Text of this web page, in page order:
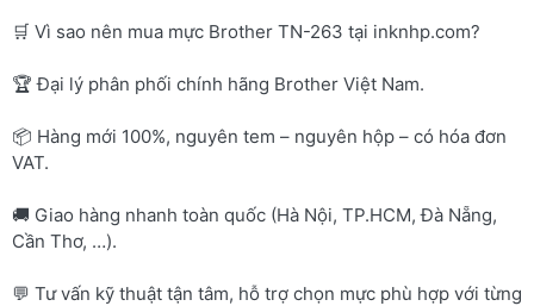
🛒 Vì sao nên mua mực Brother TN-263 tại inknhp.com?
🏆 Đại lý phân phối chính hãng Brother Việt Nam.
📦 Hàng mới 100%, nguyên tem – nguyên hộp – có hóa đơn
VAT.
🚚 Giao hàng nhanh toàn quốc (Hà Nội, TP.HCM, Đà Nẵng,
Cần Thơ, …).
💬 Tư vấn kỹ thuật tận tâm, hỗ trợ chọn mực phù hợp với từng